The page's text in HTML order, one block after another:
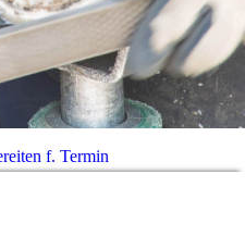
f. Termin